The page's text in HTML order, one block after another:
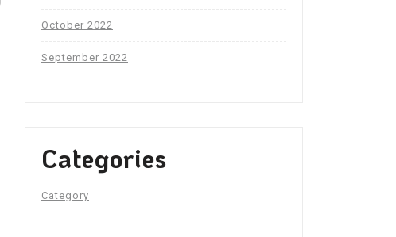
October 2022
September 2022
Categories
Category